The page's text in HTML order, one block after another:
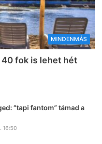
MINDENMÁS
40 fok is lehet hét
“tapi fantom” támad a
16:50